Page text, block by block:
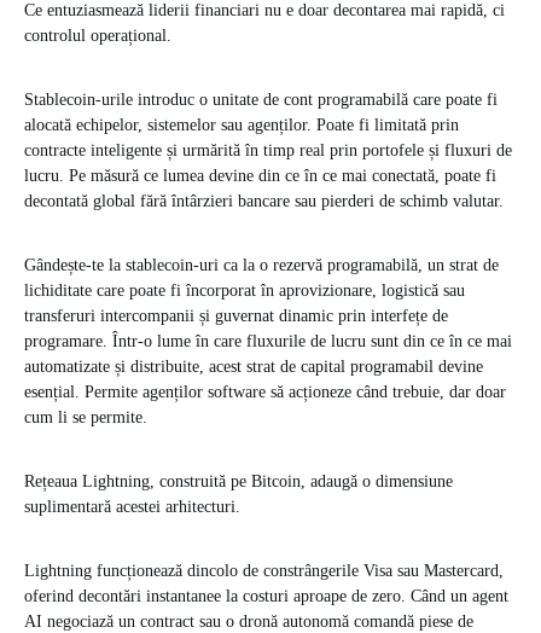
Ce entuziasmează liderii financiari nu e doar decontarea mai rapidă, ci
controlul operațional.
Stablecoin-urile introduc o unitate de cont programabilă care poate fi
alocată echipelor, sistemelor sau agenților. Poate fi limitată prin
contracte inteligente și urmărită în timp real prin portofele și fluxuri de
lucru. Pe măsură ce lumea devine din ce în ce mai conectată, poate fi
decontată global fără întârzieri bancare sau pierderi de schimb valutar.
Gândește-te la stablecoin-uri ca la o rezervă programabilă, un strat de
lichiditate care poate fi încorporat în aprovizionare, logistică sau
transferuri intercompanii și guvernat dinamic prin interfețe de
programare. Într-o lume în care fluxurile de lucru sunt din ce în ce mai
automatizate și distribuite, acest strat de capital programabil devine
esențial. Permite agenților software să acționeze când trebuie, dar doar
cum li se permite.
Rețeaua Lightning, construită pe Bitcoin, adaugă o dimensiune
suplimentară acestei arhitecturi.
Lightning funcționează dincolo de constrângerile Visa sau Mastercard,
oferind decontări instantanee la costuri aproape de zero. Când un agent
AI negociază un contract sau o dronă autonomă comandă piese de